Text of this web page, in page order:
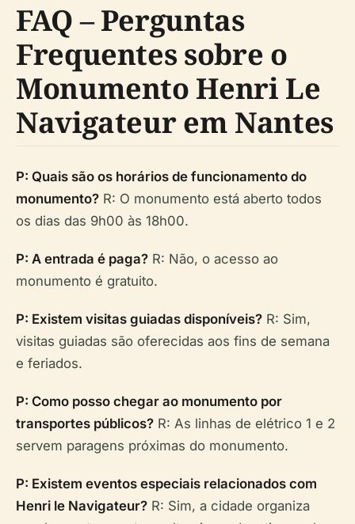
FAQ – Perguntas
Frequentes sobre o
Monumento Henri Le
Navigateur em Nantes
P: Quais são os horários de funcionamento do
monumento? R: O monumento está aberto todos
os dias das 9h00 às 18h00.
P: A entrada é paga? R: Não, o acesso ao
monumento é gratuito.
P: Existem visitas guiadas disponíveis? R: Sim,
visitas guiadas são oferecidas aos fins de semana
e feriados.
P: Como posso chegar ao monumento por
transportes públicos? R: As linhas de elétrico 1 e 2
servem paragens próximas do monumento.
P: Existem eventos especiais relacionados com
Henri le Navigateur? R: Sim, a cidade organiza